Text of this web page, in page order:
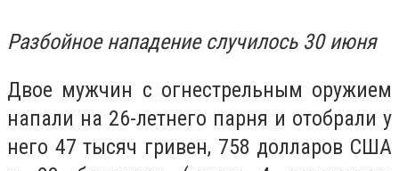
Разбойное нападение случилось 30 июня
Двое мужчин с огнестрельным оружием
напали на 26-летнего парня и отобрали у
него 47 тысяч гривен, 758 долларов США